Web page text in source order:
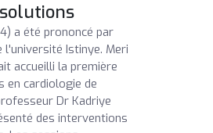
a été prononcé par
Istinye. Meri
accueilli la première
en cardiologie de
Dr Kadriye
des interventions